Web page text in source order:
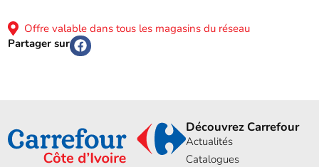
Offre valable dans tous les magasins du réseau
Partager sur
Découvrez Carrefour
Actualités
Catalogues